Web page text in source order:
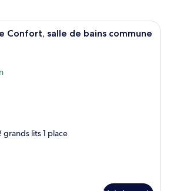
chaise, une plante en pot et une fenêtre avec
Une chambre d’hôtel avec deux lits,
Confort, salle de bains commune
grands lits 1 place